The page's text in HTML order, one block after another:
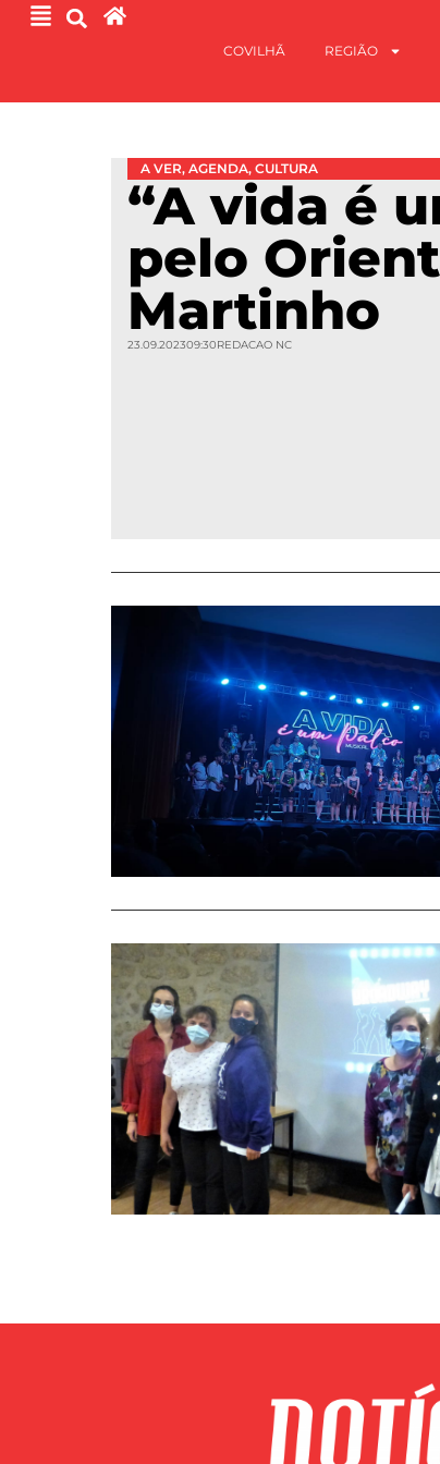
COVILHÃ REGIÃO
A VER, AGENDA, CULTURA
“A vida é
pelo
Martinho
23.09.202309:30REDACAO NC